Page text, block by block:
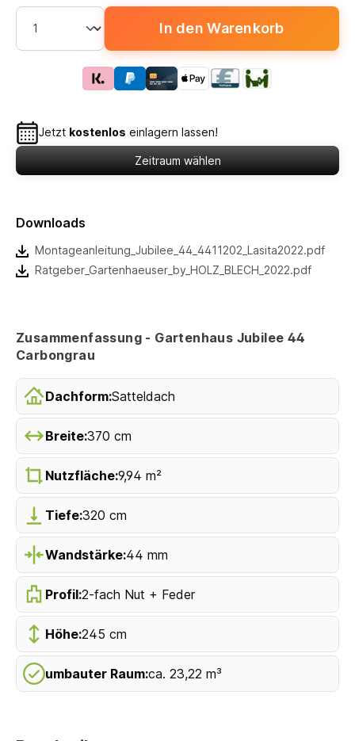
In den Warenkorb
Jetzt kostenlos einlagern lassen!
Zeitraum wählen
Downloads
Montageanleitung_Jubilee_44_4411202_Lasita2022.pdf
Ratgeber_Gartenhaeuser_by_HOLZ_BLECH_2022.pdf
Zusammenfassung - Gartenhaus Jubilee 44
Carbongrau
Dachform:Satteldach
Breite:370 cm
Nutzfläche:9,94 m²
Tiefe:320 cm
Wandstärke:44 mm
Profil:2-fach Nut + Feder
Höhe:245 cm
umbauter Raum:ca. 23,22 m³